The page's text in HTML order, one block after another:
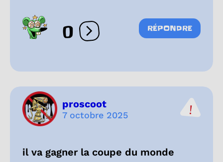
0 Ouvrir les réactions
RÉPONDRE
proscoot
7 octobre 2025
il va gagner la coupe du monde